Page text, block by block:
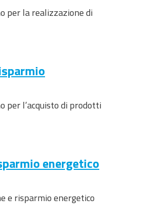
per la realizzazione di
per l’acquisto di prodotti
energetico
e risparmio energetico